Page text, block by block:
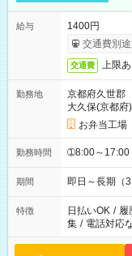
給与
1400円
交通費別
交通費 上限
勤務地
京都府久世郡
大久保(京都
お弁当工場
勤務時間 ➀8:00～17:00
期間 即日～長期（3
特徴 日払いOK / 履
集 / 電話対応